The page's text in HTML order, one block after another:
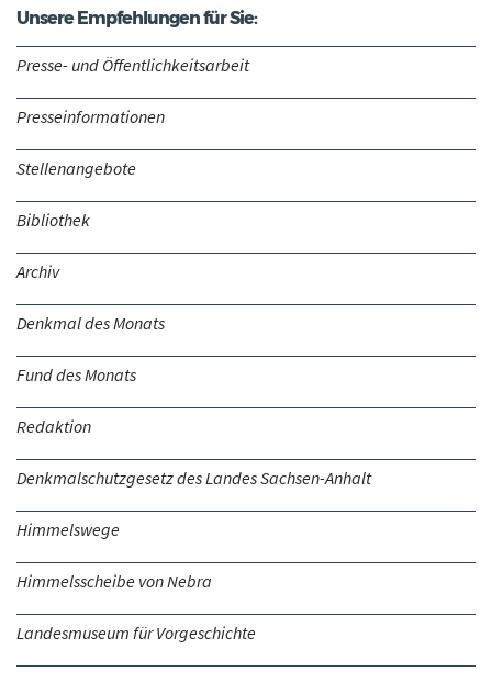
Unsere Empfehlungen für Sie:
Presse- und Öffentlichkeitsarbeit
Presseinformationen
Stellenangebote
Bibliothek
Archiv
Denkmal des Monats
Fund des Monats
Redaktion
Denkmalschutzgesetz des Landes Sachsen-Anhalt
Himmelswege
Himmelsscheibe von Nebra
Landesmuseum für Vorgeschichte